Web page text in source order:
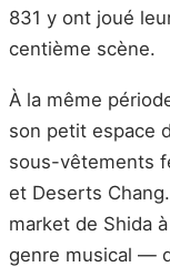
831 y ont joué
centième scène.
À la même
son petit espace
sous-vêtements
et Deserts
market de Shida
genre musical —